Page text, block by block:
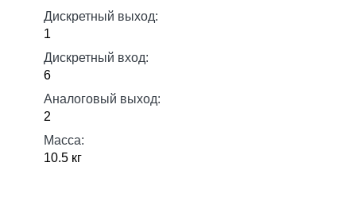
Дискретный выход:
1
Дискретный вход:
6
Аналоговый выход:
2
Масса:
10.5 кг